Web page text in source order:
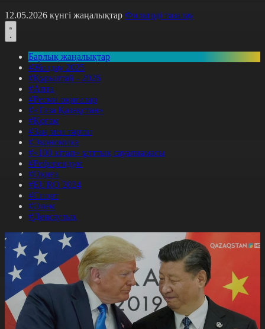
12.05.2026 күнгі жаңалықтар Фильтрді тазалау
Барлық жаңалықтар
#Жолдау 2025
#Құрылтай - 2026
#Апта
#Ресми оқиғалар
#«Таза Қазақстан»
#Қоғам
#Заң мен тәртіп
#Экономика
#«100 кітап» ұлттық сауалнамасы
#Референдум
#Оқиға
#EURO 2024
#Спорт
#Әлем
#Денсаулық